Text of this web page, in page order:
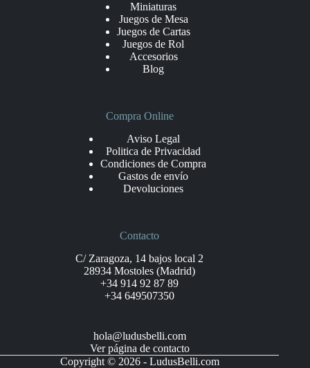
Miniaturas
Juegos de Mesa
Juegos de Cartas
Juegos de Rol
Accesorios
Blog
Compra Online
Aviso Legal
Politica de Privacidad
Condiciones de Compra
Gastos de envío
Devoluciones
Contacto
C/ Zaragoza, 14 bajos local 2
28934 Mostoles (Madrid)
+34 914 92 87 89
+34 649507350
hola@ludusbelli.com
Ver página de contacto
Copyright © 2026 - LudusBelli.com